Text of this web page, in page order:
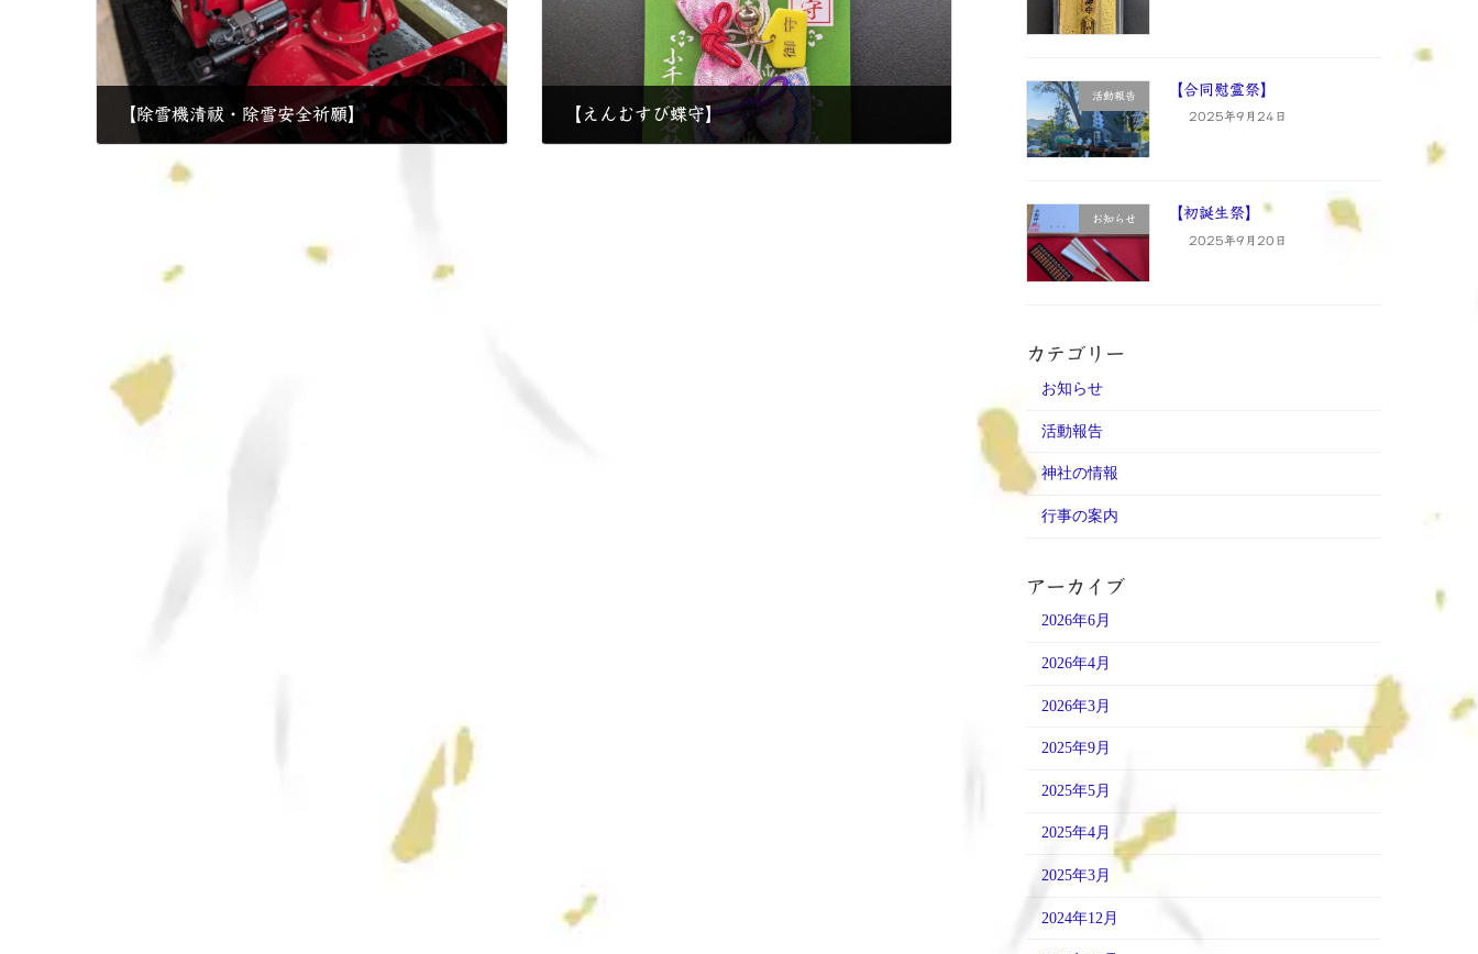
【除雪機清祓・除雪安全祈願】 【えんむすび蝶守】
活動報告 【合同慰霊祭】
2025年9月24日
お知らせ 【初誕生祭】
2025年9月20日
カテゴリー
お知らせ
活動報告
神社の情報
行事の案内
アーカイブ
2026年6月
2026年4月
2026年3月
2025年9月
2025年5月
2025年4月
2025年3月
2024年12月